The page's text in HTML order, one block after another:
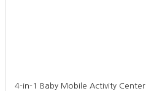
4-in-1 Baby Mobile Activity Center